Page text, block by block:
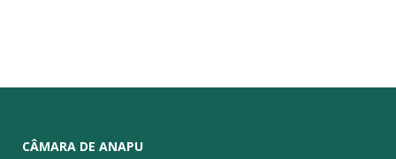
CÂMARA DE ANAPU